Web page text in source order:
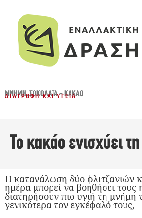
ΜΝΉΜΗ,ΣΟΚΟΛΆΤΑ - ΚΑΚΆΟ
ΔΙΑΤΡΟΦΉ ΚΑΙ ΥΓΕΊΑ
Το κακάο ενισχύει
Η κατανάλωση δύο φλιτζανιών
ημέρα μπορεί να βοηθήσει τους
διατηρήσουν πιο υγιή τη μνήμη
γενικότερα τον εγκέφαλό τους,